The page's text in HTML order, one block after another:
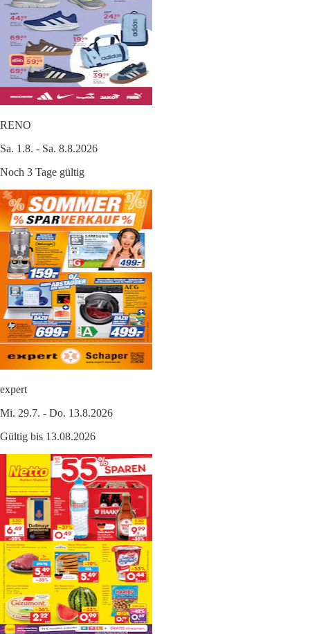
RENO
Sa. 1.8. - Sa. 8.8.2026
Noch 3 Tage gültig
expert
Mi. 29.7. - Do. 13.8.2026
Gültig bis 13.08.2026